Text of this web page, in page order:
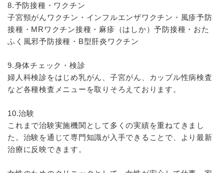
8.予防接種・ワクチン
子宮頸がんワクチン・インフルエンザワクチン・風疹予防
接種・MRワクチン接種・麻疹（はしか）予防接種・おた
ふく風邪予防接種・B型肝炎ワクチン
9.身体チェック・検診
婦人科検診をはじめ乳がん、子宮がん、カップル性病検査
など各種検査メニューを取りそろえております。
10.治験
これまで治験実施機関として多くの実績を重ねてきまし
た。治験を通じて専門知識が入手できることで、より最新
治療に反映できます。